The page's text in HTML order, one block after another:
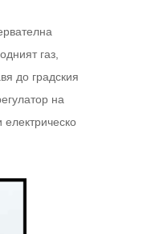
газ,
до градския
на